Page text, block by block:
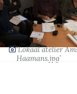
‘Lokaal atelier
Haamans.jpg’